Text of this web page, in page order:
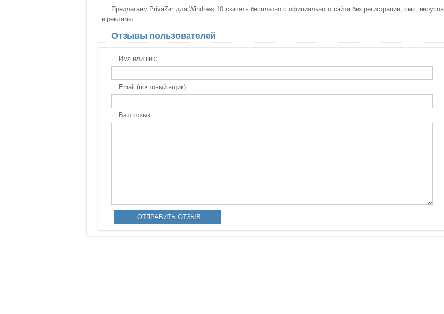
Предлагаем PrivaZer для Windows 10 скачать бесплатно с официального сайта без регистрации, смс, вирусов
и рекламы.
Отзывы пользователей
Имя или ник:
Email (почтовый ящик):
Ваш отзыв: